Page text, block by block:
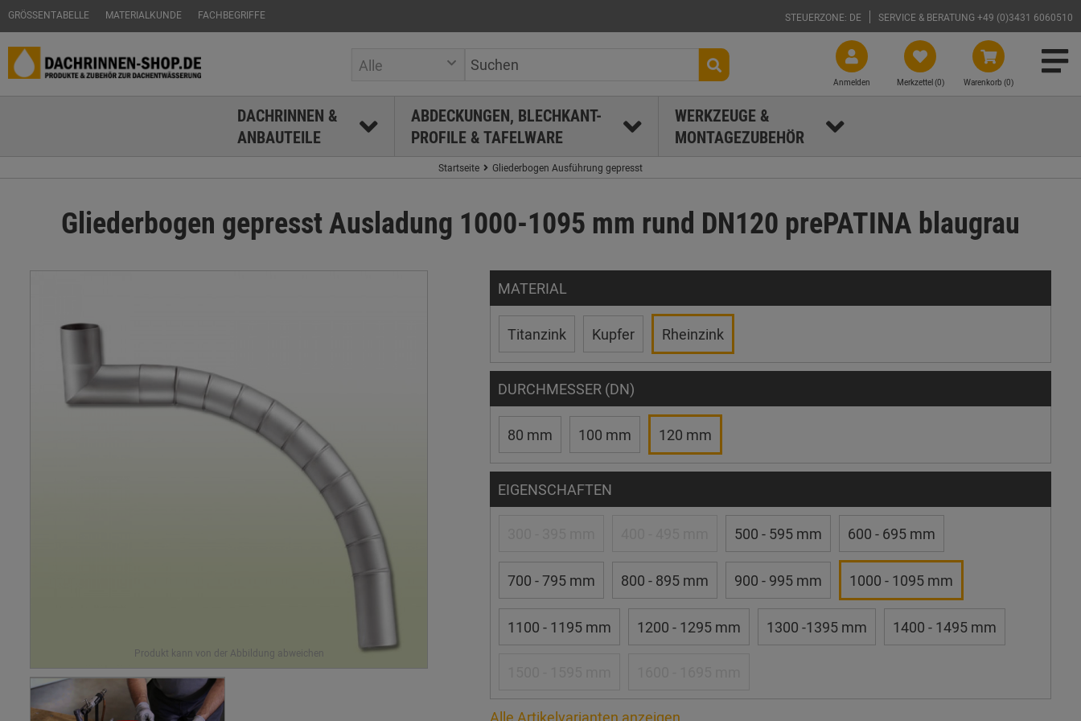
GRÖSSENTABELLE MATERIALKUNDE FACHBEGRIFFE STEUERZONE: DE SERVICE & BERATUNG +49 (0)3431 6060510
Warenkorb (0)
Merkzettel (0)
Anmelden
Alle
DACHRINNEN &
ANBAUTEILE
ABDECKUNGEN, BLECHKANT-
PROFILE & TAFELWARE
WERKZEUGE &
MONTAGEZUBEHÖR
Startseite Gliederbogen Ausführung gepresst
Gliederbogen gepresst Ausladung 1000-1095 mm rund DN120 prePATINA blaugrau
MATERIAL
Titanzink Kupfer Rheinzink
DURCHMESSER (DN)
80 mm 100 mm 120 mm
EIGENSCHAFTEN
500 - 595 mm 600 - 695 mm
700 - 795 mm 800 - 895 mm 900 - 995 mm 1000 - 1095 mm
1100 - 1195 mm 1200 - 1295 mm 1300 -1395 mm 1400 - 1495 mm
Alle Artikelvarianten anzeigen